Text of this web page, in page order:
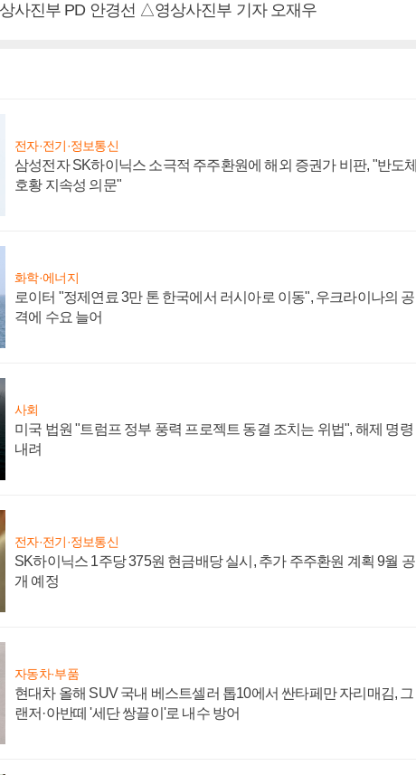
사진부 PD 안경선 △영상사진부 기자 오재우
전자·전기·정보통신
삼성전자 SK하이닉스 소극적 주주환원에 해외 증권가 비판, "반도체
호황 지속성 의문"
화학·에너지
로이터 "정제연료 3만 톤 한국에서 러시아로 이동", 우크라이나의 공
격에 수요 늘어
사회
미국 법원 "트럼프 정부 풍력 프로젝트 동결 조치는 위법", 해제 명령
내려
전자·전기·정보통신
SK하이닉스 1주당 375원 현금배당 실시, 추가 주주환원 계획 9월 공
개 예정
자동차·부품
현대차 올해 SUV 국내 베스트셀러 톱10에서 싼타페만 자리매김, 그
랜저·아반떼 '세단 쌍끌이'로 내수 방어